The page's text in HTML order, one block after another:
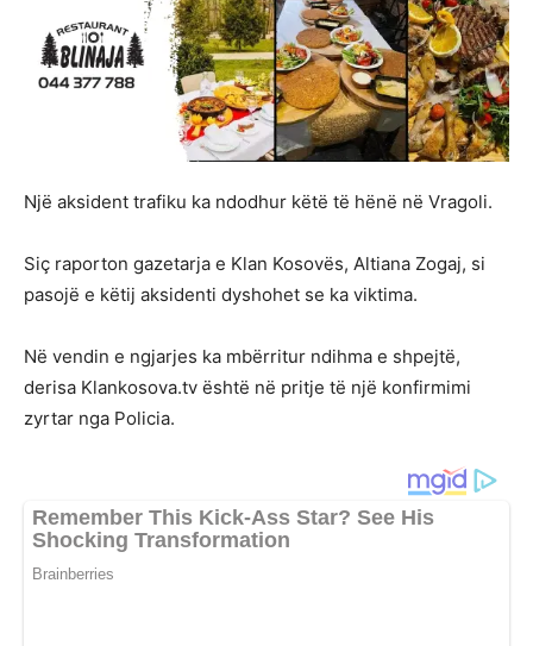
Një aksident trafiku ka ndodhur këtë të hënë në Vragoli.
Siç raporton gazetarja e Klan Kosovës, Altiana Zogaj, si
pasojë e këtij aksidenti dyshohet se ka viktima.
Në vendin e ngjarjes ka mbërritur ndihma e shpejtë,
derisa Klankosova.tv është në pritje të një konfirmimi
zyrtar nga Policia.